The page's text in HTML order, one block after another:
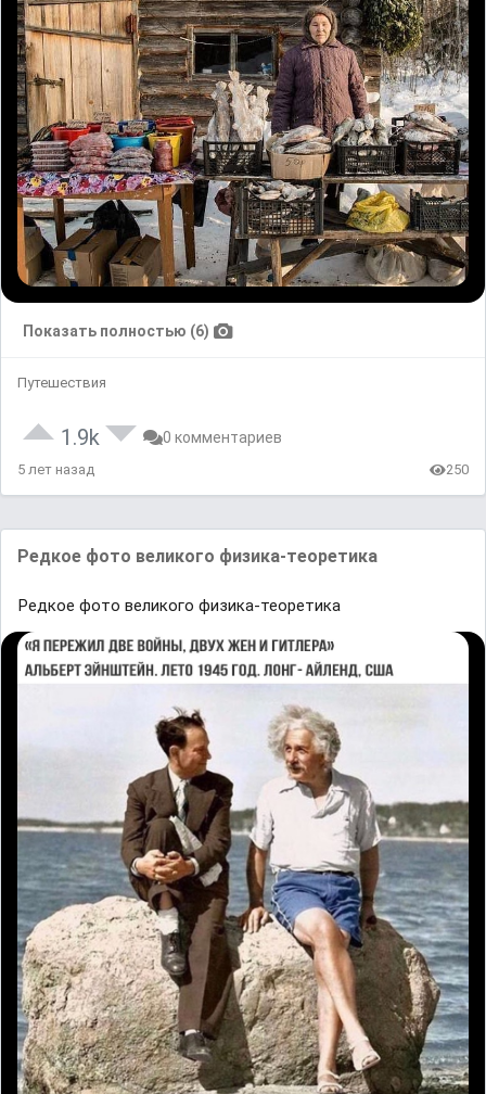
Показать полностью (6)
Путешествия
1.9k 0 комментариев
5 лет назад 250
Редкое фото великого физикa-теоретикa
Редкое фото великого физикa-теоретикa